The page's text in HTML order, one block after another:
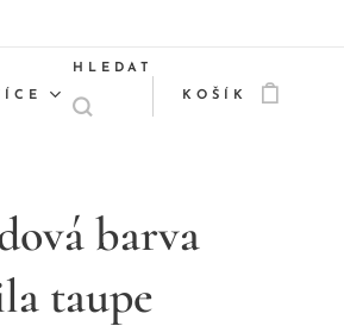
HLEDAT
KOŠÍK
barva
taupe